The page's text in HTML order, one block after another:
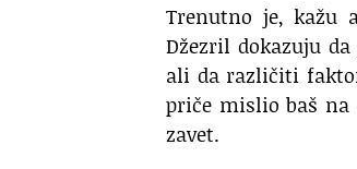
Trenutno je, kažu
Džezril dokazuju
ali da različiti
priče mislio baš na
zavet.